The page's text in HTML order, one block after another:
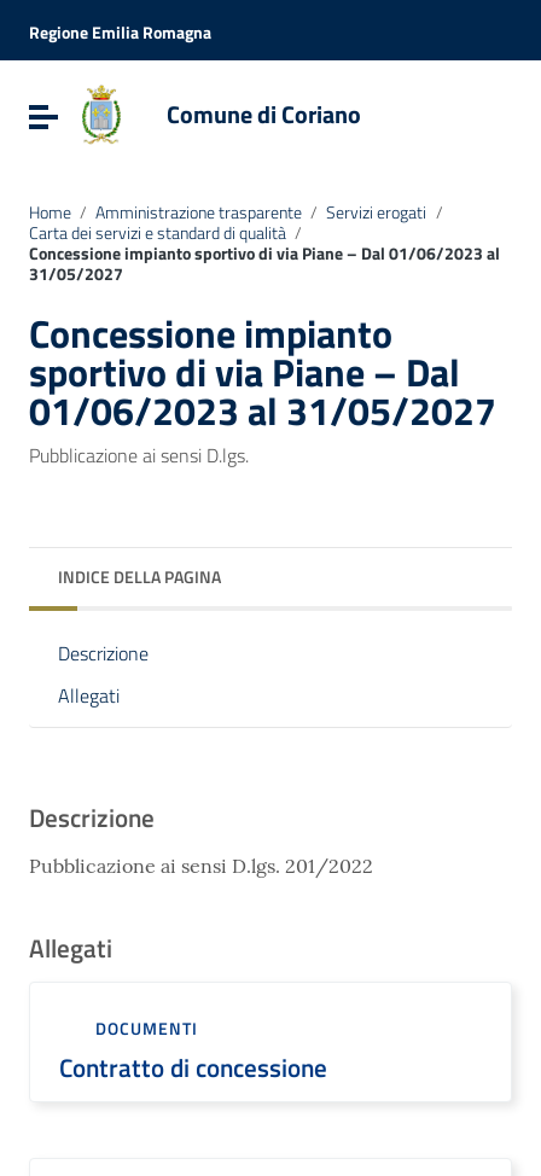
Vai al menu di navigazione
Vai al footer
Regione Emilia Romagna
Attiva / disattiva la navigazione
Comune di Coriano
Home / Amministrazione trasparente / Servizi erogati /
Carta dei servizi e standard di qualità /
Concessione impianto sportivo di via Piane – Dal 01/06/2023 al
31/05/2027
Concessione impianto
sportivo di via Piane – Dal
01/06/2023 al 31/05/2027
Pubblicazione ai sensi D.lgs.
INDICE DELLA PAGINA
Descrizione
Allegati
Descrizione
Pubblicazione ai sensi D.lgs. 201/2022
Allegati
DOCUMENTI
Contratto di concessione